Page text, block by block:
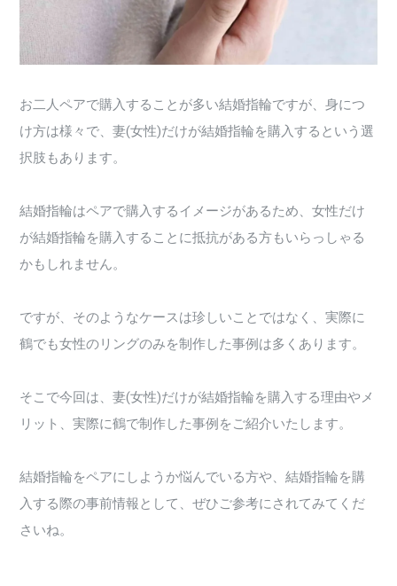
お二人ペアで購入することが多い結婚指輪ですが、身につ
け方は様々で、妻(女性)だけが結婚指輪を購入するという選
択肢もあります。
結婚指輪はペアで購入するイメージがあるため、女性だけ
が結婚指輪を購入することに抵抗がある方もいらっしゃる
かもしれません。
ですが、そのようなケースは珍しいことではなく、実際に
鶴でも女性のリングのみを制作した事例は多くあります。
そこで今回は、妻(女性)だけが結婚指輪を購入する理由やメ
リット、実際に鶴で制作した事例をご紹介いたします。
結婚指輪をペアにしようか悩んでいる方や、結婚指輪を購
入する際の事前情報として、ぜひご参考にされてみてくだ
さいね。